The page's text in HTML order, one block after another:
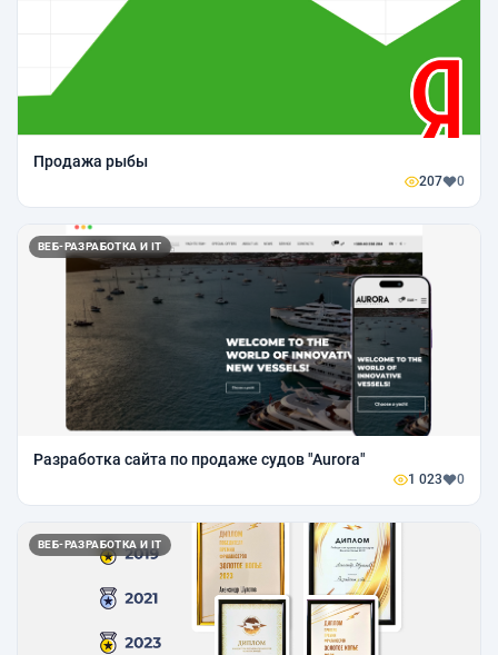
Продажа рыбы
207 0
ВЕБ-РАЗРАБОТКА И IT
Разработка сайта по продаже судов "Aurora"
1 023 0
ВЕБ-РАЗРАБОТКА И IT